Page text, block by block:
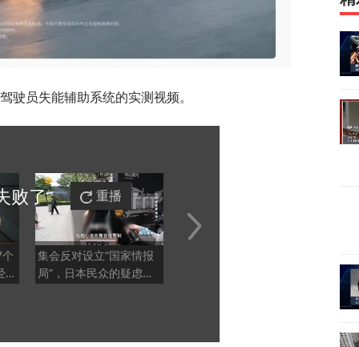
驶员失能辅助系统的实测视频。
败了 重播
危
集会反对设立“国家情报
局”，日本民众的疑虑集
宾炒
盘押